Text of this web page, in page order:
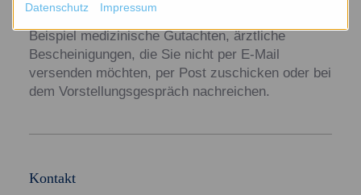
Gerne können Sie weitere Unterlagen, wie zum
Beispiel medizinische Gutachten, ärztliche
Bescheinigungen, die Sie nicht per E-Mail
versenden möchten, per Post zuschicken oder bei
dem Vorstellungsgespräch nachreichen.
Kontakt
Datenschutz Impressum